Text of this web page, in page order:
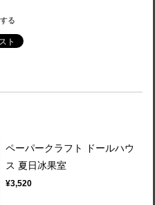
る
ペーパークラフト ドールハウ
ス 夏日冰果室
¥3,520